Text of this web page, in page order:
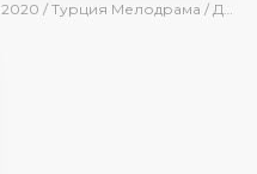
2020 / Турция Мелодрама / Драма / Боевик / BeniAffet